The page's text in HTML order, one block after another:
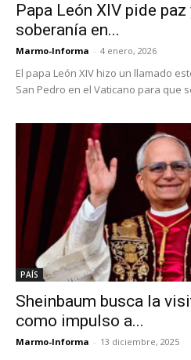
Papa León XIV pide
soberanía en...
Marmo-Informa - 4 enero, 2026
El papa León XIV hizo un llamado
San Pedro en el Vaticano para que
PAÍS
Sheinbaum busca la
como impulso a...
Marmo-Informa - 13 diciembre, 2025